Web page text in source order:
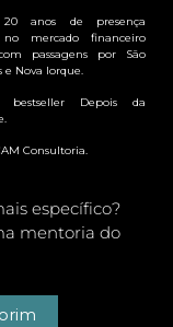
anos de presença
no mercado financeiro
passagens por São
e Nova Iorque.
Depois da
Consultoria.
específico?
mentoria do